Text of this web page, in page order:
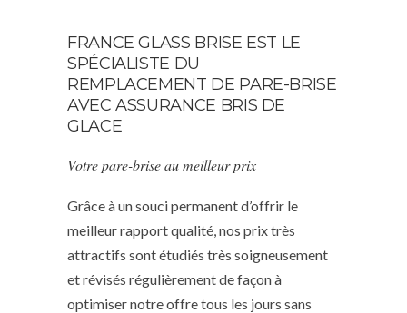
FRANCE GLASS BRISE EST LE
SPÉCIALISTE DU
REMPLACEMENT DE PARE-BRISE
AVEC ASSURANCE BRIS DE
GLACE
Votre pare-brise au meilleur prix
Grâce à un souci permanent d’offrir le
meilleur rapport qualité, nos prix très
attractifs sont étudiés très soigneusement
et révisés régulièrement de façon à
optimiser notre offre tous les jours sans